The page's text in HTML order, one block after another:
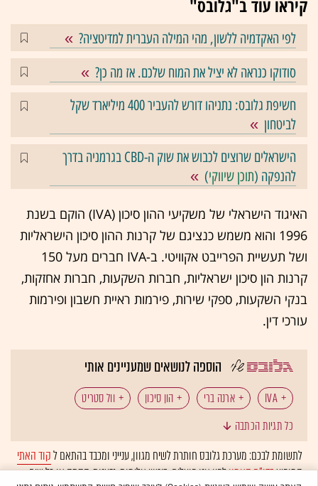
קיראו עוד ב"גלובס"
לפי האקדמיה ללשון, מהי המילה העברית למדיטציה?
סודוקו כנראה לא יציל את המוח שלכם. אז מה כן?
חשיפת גלובס: נתניהו דורש להעביר 400 מיליארד שקל
לביטחון
הישראלים שרוצים לכבוש את שוק ה-CBD בגרמניה בדרך
להנפקה (תוכן שיווקי)
האיגוד הישראלי של משקיעי ההון סיכון (IVA) הוקם בשנת
1996 והוא משמש כנציגם של קרנות ההון סיכון הישראליות
ושל תעשיית הפרייבט אקוויטי. ב-IVA חברים מעל 150
קרנות הון סיכון ישראליות, חברות השקעות, חברות אחזקות,
בנקי השקעות, ספקי שירות, פירמות ראיית חשבון ופירמות
עורכי דין.
הוספה לנושאים שמעניינים אותי
IVA ארנה ברי הון סיכון וול סטריט
טקס פתיחת מסחר
כל תגיות הכתבה
לתשומת לבכם: מערכת גלובס חותרת לשיח מגוון, ענייני ומכבד בהתאם לקוד האתי
המופיעבדו"ח האמוןלפיו אנו פועלים. ביטויי אלימות, גזענות, הסתה או כל שיח